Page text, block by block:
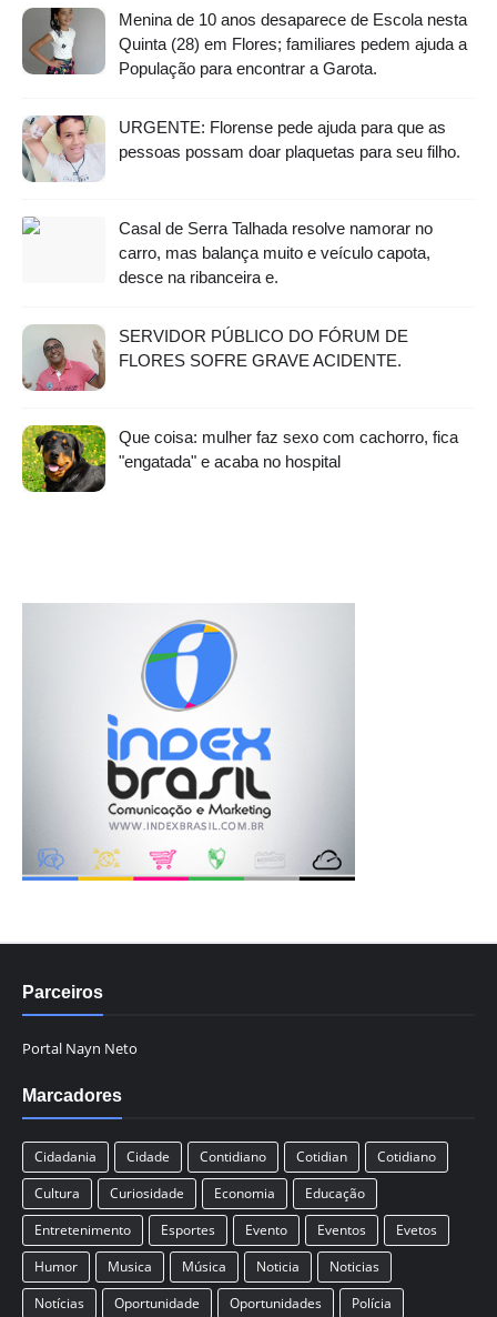
Menina de 10 anos desaparece de Escola nesta
Quinta (28) em Flores; familiares pedem ajuda a
População para encontrar a Garota.
URGENTE: Florense pede ajuda para que as
pessoas possam doar plaquetas para seu filho.
Casal de Serra Talhada resolve namorar no
carro, mas balança muito e veículo capota,
desce na ribanceira e.
SERVIDOR PÚBLICO DO FÓRUM DE
FLORES SOFRE GRAVE ACIDENTE.
Que coisa: mulher faz sexo com cachorro, fica
"engatada" e acaba no hospital
Parceiros
Portal Nayn Neto
Marcadores
Cidadania Cidade Contidiano Cotidian
Cotidiano
Cultura
Curiosidade Economia
Educação
Entretenimento
Esportes Evento Eventos
Evetos
Humor
Musica Música Noticia
Noticias
Notícias
Oportunidade Oportunidades Polícia